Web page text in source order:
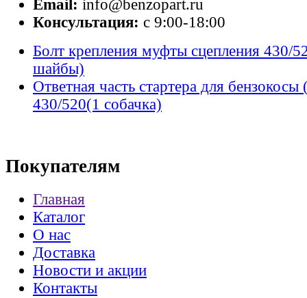
Email: info@benzopart.ru
Консультация: с 9:00-18:00
Болт крепления муфты сцепления 430/
шайбы)
Ответная часть стартера для
430/520(1 собачка)
Покупателям
Главная
Каталог
О нас
Доставка
Новости и акции
Контакты